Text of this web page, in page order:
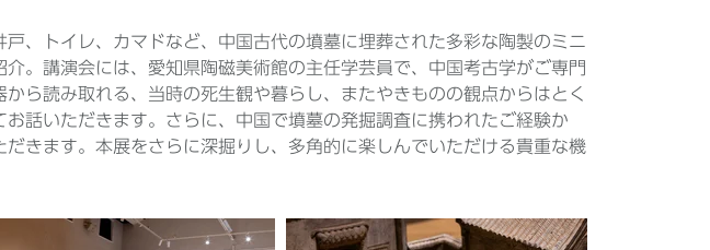
、トイレ、カマドなど、中国古代の墳墓に埋葬された多彩な陶製のミニ
。講演会には、愛知県陶磁美術館の主任学芸員で、中国考古学がご専門
ら読み取れる、当時の死生観や暮らし、またやきものの観点からはとく
話いただきます。さらに、中国で墳墓の発掘調査に携われたご経験か
きます。本展をさらに深掘りし、多角的に楽しんでいただける貴重な機